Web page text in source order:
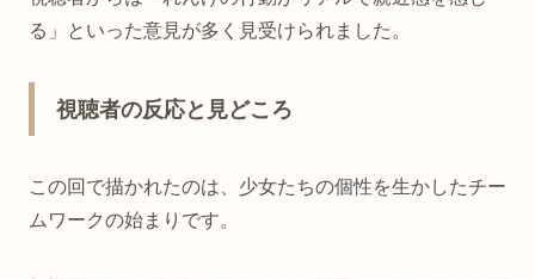
る」といった意見が多く見受けられました。
視聴者の反応と見どころ
この回で描かれたのは、少女たちの個性を生かしたチー
ムワークの始まりです。